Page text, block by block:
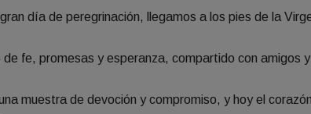
día de peregrinación, llegamos a los pies de la
de fe, promesas y esperanza, compartido con amigos
muestra de devoción y compromiso, y hoy el